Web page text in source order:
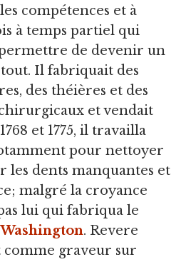
compétences et à
à temps partiel qui
de devenir un
Il fabriquait des
des théières et des
et vendait
et 1775, il travailla
pour nettoyer
les dents manquantes et
malgré la croyance
lui qui fabriqua le
. Revere
graveur sur